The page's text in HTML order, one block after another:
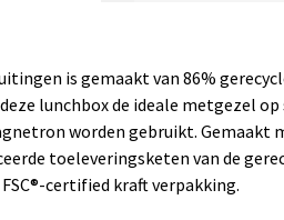
is gemaakt van 86%
lunchbox de ideale metgezel
worden gebruikt. Gemaakt
toeleveringsketen van de
certified kraft verpakking.